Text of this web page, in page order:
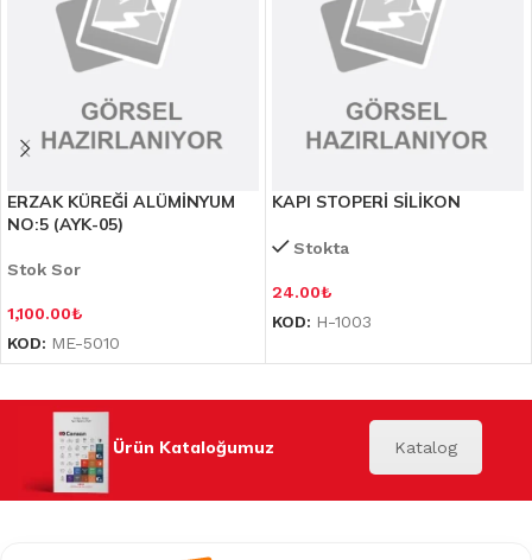
ERZAK KÜREĞİ ALÜMİNYUM
NO:5 (AYK-05)
Stok Sor
1,100.00₺
KOD: ME-5010
KAPI STOPERİ SİLİKON
Stokta
24.00₺
KOD: H-1003
Ürün Kataloğumuz Katalog